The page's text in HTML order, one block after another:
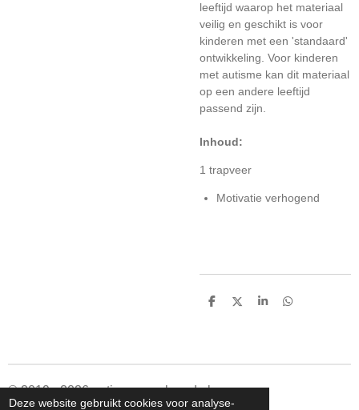
Deze website gebruikt cookies voor analyse-
leeftijd waarop het materiaal
veilig en geschikt is voor
kinderen met een 'standaard'
ontwikkeling. Voor kinderen
met autisme kan dit materiaal
op een andere leeftijd
passend zijn.
Inhoud:
1 trapveer
Motivatie verhogend
D
D
S
D
© 2019 - 2026 autismespeelgoed.nl